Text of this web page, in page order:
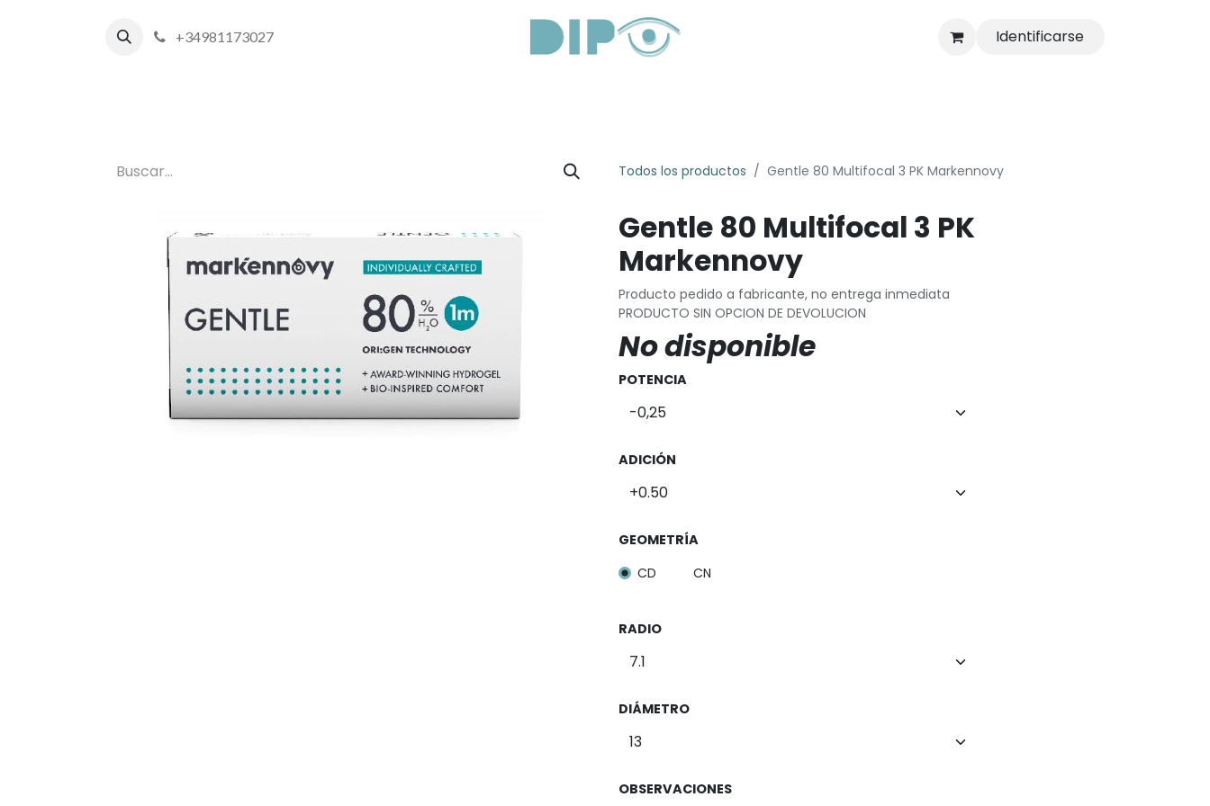
+34981173027 Identificarse
Todos los productos Gentle 80 Multifocal 3 PK Markennovy
Gentle 80 Multifocal 3 PK
Markennovy
Producto pedido a fabricante, no entrega inmediata
PRODUCTO SIN OPCION DE DEVOLUCION
No disponible
POTENCIA
ADICIÓN
GEOMETRÍA
CD
CN
RADIO
DIÁMETRO
OBSERVACIONES